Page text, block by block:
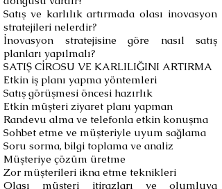
Satış ve karlılık artırmada olası inovasyon
stratejileri nelerdir?
İnovasyon stratejisine göre nasıl satış
planları yapılmalı?
SATIŞ CİROSU VE KARLILIĞINI ARTIRMA
Etkin iş planı yapma yöntemleri
Satış görüşmesi öncesi hazırlık
Etkin müşteri ziyaret planı yapman
Randevu alma ve telefonla etkin konuşma
Sohbet etme ve müşteriyle uyum sağlama
Soru sorma, bilgi toplama ve analiz
Müşteriye çözüm üretme
Zor müşterileri ikna etme teknikleri
Olası müşteri itirazları ve olumluya